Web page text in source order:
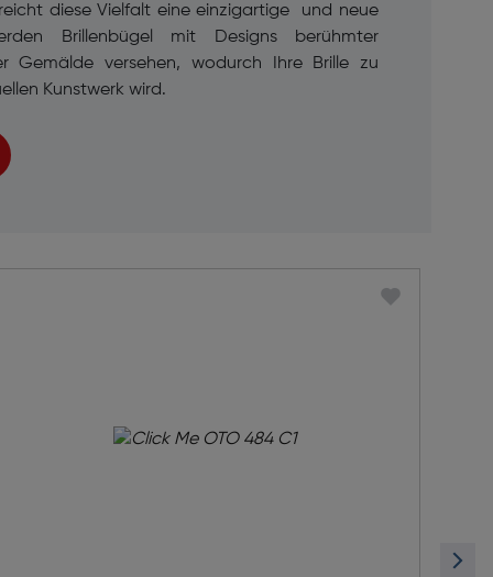
diese Vielfalt eine einzigartige und neue
Brillenbügel mit Designs berühmter
Gemälde versehen, wodurch Ihre Brille zu
Kunstwerk wird.